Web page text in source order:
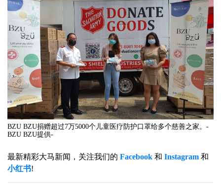
BZU BZU捐赠超过7万5000个儿童医疗防护口罩给多个慈善之家。-
BZU BZU提供-
最新精彩大马新闻，关注我们的 Facebook 和 Instagram 和
小红书!